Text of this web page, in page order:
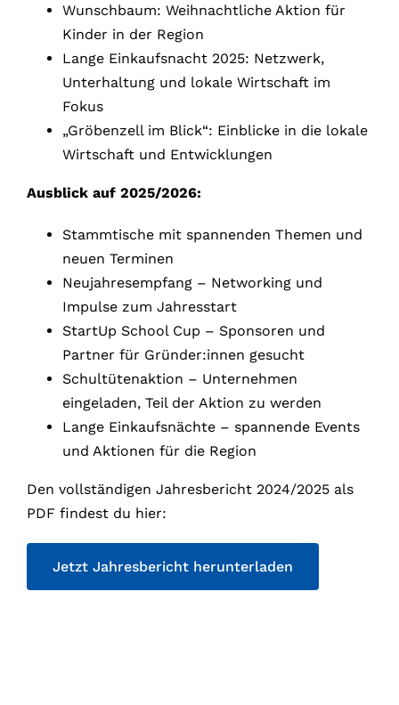
Wunschbaum: Weihnachtliche Aktion für
Kinder in der Region
Lange Einkaufsnacht 2025: Netzwerk,
Unterhaltung und lokale Wirtschaft im
Fokus
„Gröbenzell im Blick“: Einblicke in die lokale
Wirtschaft und Entwicklungen
Ausblick auf 2025/2026:
Stammtische mit spannenden Themen und
neuen Terminen
Neujahresempfang – Networking und
Impulse zum Jahresstart
StartUp School Cup – Sponsoren und
Partner für Gründer:innen gesucht
Schultütenaktion – Unternehmen
eingeladen, Teil der Aktion zu werden
Lange Einkaufsnächte – spannende Events
und Aktionen für die Region
Den vollständigen Jahresbericht 2024/2025 als
PDF findest du hier:
Jetzt Jahresbericht herunterladen